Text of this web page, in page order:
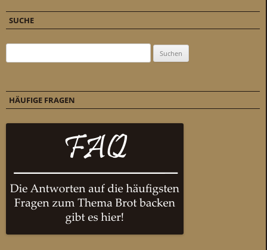
SUCHE
HÄUFIGE FRAGEN